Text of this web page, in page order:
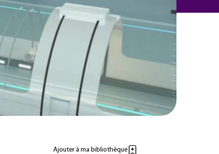
Ajouter à ma bibliothèque